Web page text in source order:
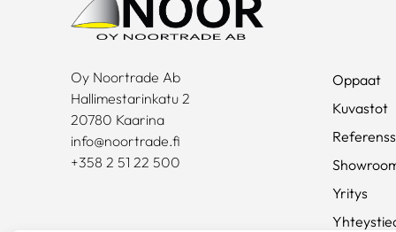
Oy Noortrade Ab
Hallimestarinkatu 2
20780 Kaarina
info@noortrade.fi
+358 2 51 22 500
Oppaat
Kuvastot
Yritys